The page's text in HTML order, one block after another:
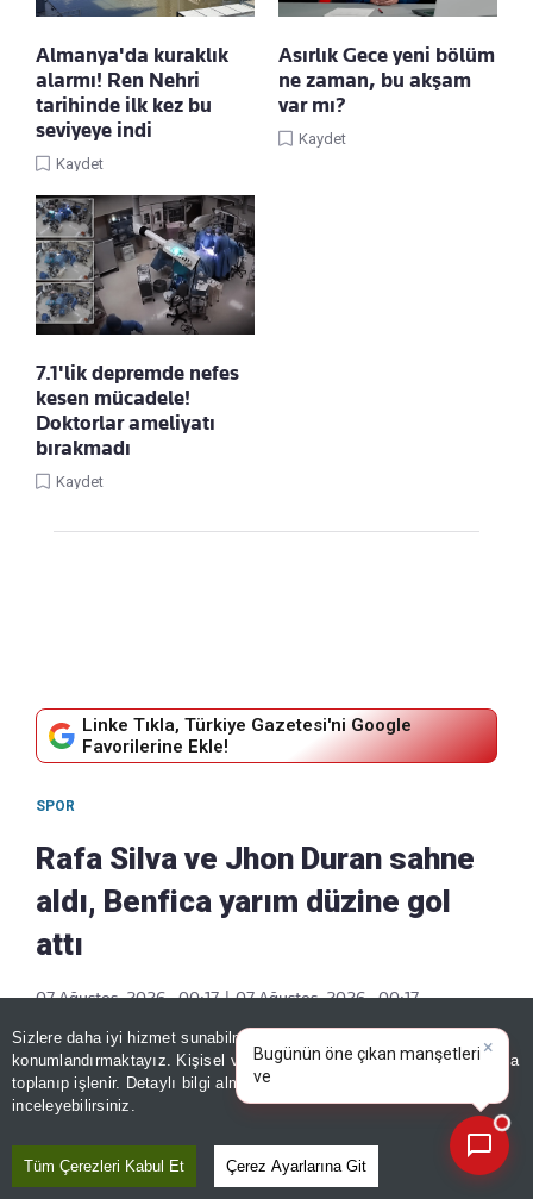
Sizlere daha iyi hizmet sunabilmek adına sitemizde
konumlandırmaktayız. Kişisel verileriniz, KVKK ve GDPR kapsamında
toplanıp işlenir. Detaylı bilgi almak için
inceleyebilirsiniz.
Tüm Çerezleri Kabul Et Çerez Ayarlarına Git
Almanya'da kuraklık
alarmı! Ren Nehri
tarihinde ilk kez bu
seviyeye indi
Kaydet
Asırlık Gece yeni bölüm
ne zaman, bu akşam
var mı?
Kaydet
7.1'lik depremde nefes
kesen mücadele!
Doktorlar ameliyatı
bırakmadı
Kaydet
Linke Tıkla, Türkiye Gazetesi'ni Google
Favorilerine Ekle!
SPOR
Rafa Silva ve Jhon Duran sahne
aldı, Benfica yarım düzine gol
attı
07 Ağustos, 2026 - 00:17 | 07 Ağustos, 2026 - 00:17
×
Bugünün öne çıkan manşetleri
ve gelişmeleri neler?